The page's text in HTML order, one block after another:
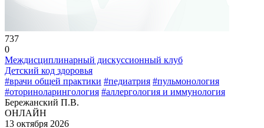
737
0
Междисциплинарный дискуссионный клуб
Детский код здоровья
#врачи общей практики #педиатрия #пульмонология
#оториноларингология #аллергология и иммунология
Бережанский П.В.
ОНЛАЙН
13 октября 2026